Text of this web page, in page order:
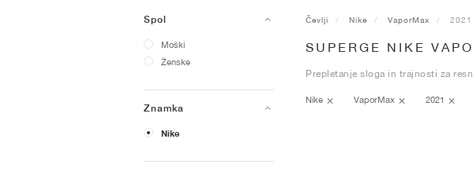
Spol
Moški
Ženske
Znamka
Nike
Čevlji Nike VaporMax 2021
SUPERGE NIKE
Prepletanje sloga in trajnosti za
Nike VaporMax 2021